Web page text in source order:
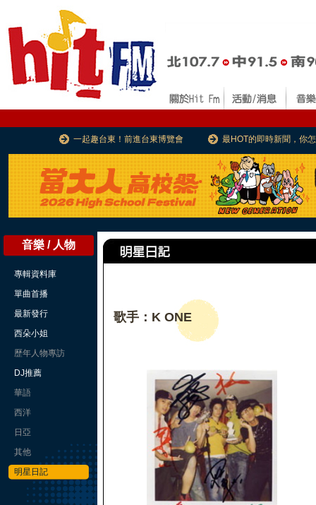
一起趣台東！前進台東博覽會 最HOT的即時新聞，你
音樂 / 人物
專輯資料庫
單曲首播
最新發行
西朵小姐
歷年人物專訪
DJ推薦
華語
西洋
日亞
其他
明星日記
歌手：K ONE